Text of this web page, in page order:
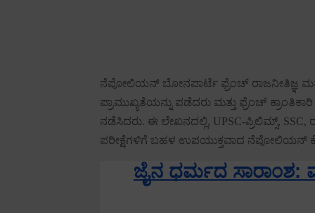
ನೆಪೋಲಿಯನ್ ಬೋನಪಾರ್ಟೆ ಫ್ರೆಂಚ್ ರಾಜನೀತಿಜ್ಞ
ಪ್ರಾಮುಖ್ಯತೆಯನ್ನು ಪಡೆದರು ಮತ್ತು ಫ್ರೆಂಚ್
ನಡೆಸಿದರು. ಈ ಲೇಖನದಲ್ಲಿ, UPSC-ಪ್ರಿಲಿಮ್ಸ್, SSC,
ಪರೀಕ್ಷೆಗಳಿಗೆ ಬಹಳ ಉಪಯುಕ್ತವಾದ ನೆಪೋಲಿಯನ್
ಜೈನ ಧರ್ಮದ